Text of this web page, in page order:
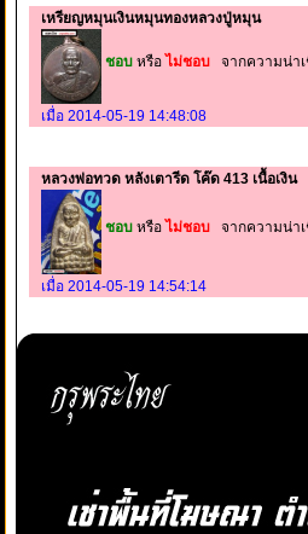
เหรียญหมุนเงินหมุนทองหลวงปู่หมุน
ชอบ หรือ ไม่ชอบ จากความน่า
เมื่อ 2014-05-19 14:48:08
หลวงพ่อทวด หลังเตารีด โค๊ด 413 เนื้อเงิน
ชอบ หรือ ไม่ชอบ จากความน่า
เมื่อ 2014-05-19 14:54:14